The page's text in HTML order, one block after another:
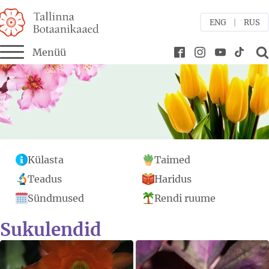
ENG RUS
Menüü
Külasta
Taimed
Teadus
Haridus
Sündmused
Rendi ruume
Sukulendid